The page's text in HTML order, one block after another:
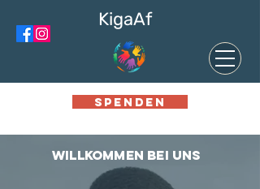
KigaAf
SPENDEN
Willkommen bei uns